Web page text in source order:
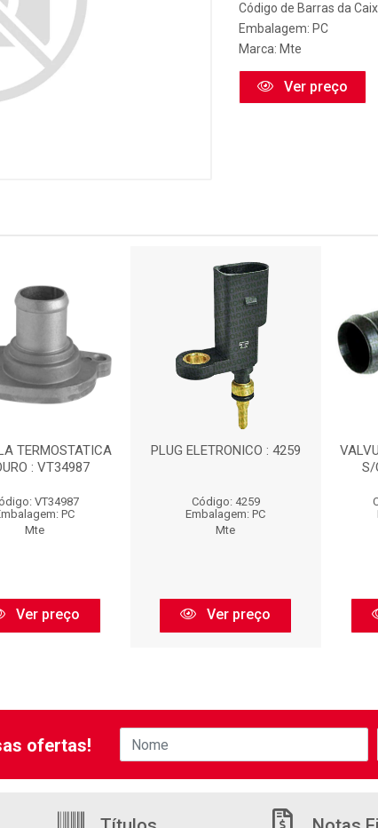
Código de Barras da
Embalagem: PC
Marca: Mte
Ver preço
TERMOSTATICA
: VT34987
VT34987
PC
Mte
Ver preço
PLUG ELETRONICO : 4259
Código: 4259
Embalagem: PC
Mte
Ver preço
S/
ofertas!